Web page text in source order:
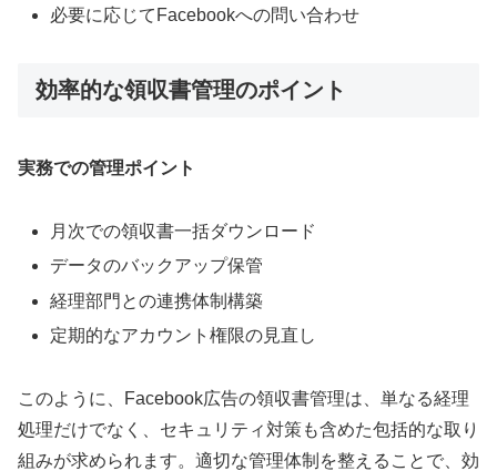
必要に応じてFacebookへの問い合わせ
効率的な領収書管理のポイント
実務での管理ポイント
月次での領収書一括ダウンロード
データのバックアップ保管
経理部門との連携体制構築
定期的なアカウント権限の見直し
このように、Facebook広告の領収書管理は、単なる経理
処理だけでなく、セキュリティ対策も含めた包括的な取り
組みが求められます。適切な管理体制を整えることで、効